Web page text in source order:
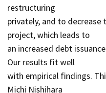
restructuring
privately, and to
project, which leads to
an increased debt
Our results fit well
with empirical findings.
Michi Nishihara